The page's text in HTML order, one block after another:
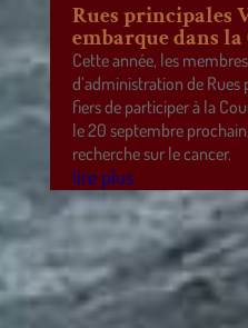
Rues principales
embarque dans
Cette année, les
d’administration de
fiers de participer à la
le 20 septembre
recherche sur le cancer.
lire plus